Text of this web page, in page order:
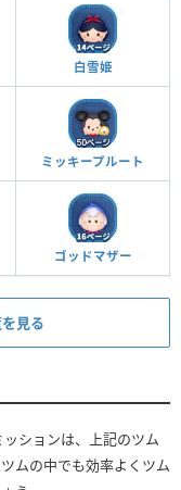
白雪姫
ミッキープルート
ゴッドマザー
見る
ションは、上記のツム
ムの中でも効率よくツム